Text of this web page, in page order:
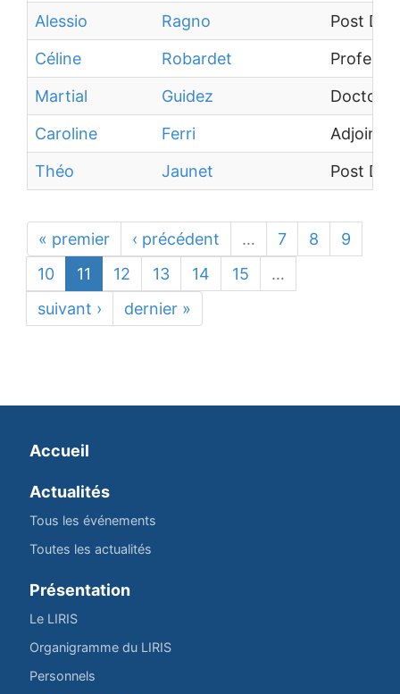
Alessio
Ragno
Post
Céline
Robardet
Martial
Guidez
Caroline
Ferri
Adjoint
Théo
Jaunet Post
« premier ‹ précédent … 7 8
9
10
11 12 13 14 15
…
suivant ›
dernier »
Accueil
Actualités
Tous les événements
Toutes les actualités
Présentation
Le LIRIS
Organigramme du LIRIS
Personnels